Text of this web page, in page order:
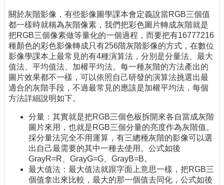
關於灰階影像，有些影像圖學課本會定義說當RGB三個值
都一樣時就稱為灰階像素，我們把彩色圖片轉成灰階就是
把RGB三個像素做等量化的一個過程，而要把有16777216
種顏色的彩色影像轉成只有256階灰階影像的方式，在數位
影像學課本上最常見的有4種演算法，分別是分量法、最大
值法、平均值法、加權平均法。每一種灰階的方法產出的
圖片效果都不一樣，可以依照自己研發的演算法挑選出最
適合的灰階手段，不過最常見的應該是加權平均法，每個
方法詳細說明如下。
分量：其實就是把RGB三個色板拆開來各自當成灰階
圖片來用，也就是RGB三個分量的亮度作為灰階值。
採分量法完全不用運算，有三總種灰階的影像可以選
出自己最需要的其中一種去使用。公式如後
GrayR=R、GrayG=G、GrayB=B。
最大值法：最大值法就跟字面上意思一樣，把RGB三
個值拿出來比較，最大的那一個值去同化，公式如後